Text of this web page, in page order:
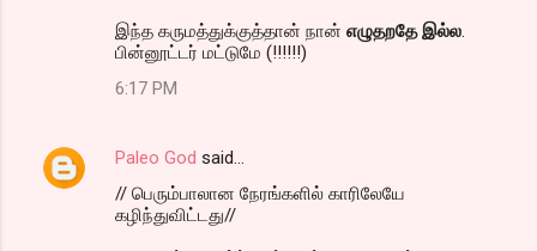
இந்த கருமத்துக்குத்தான் நான் எழுதறதே இல்ல.
பின்னூட்டர் மட்டுமே (!!!!!!)
6:17 PM
Paleo God said…
// பெரும்பாலான நேரங்களில் காரிலேயே
கழிந்துவிட்டது//